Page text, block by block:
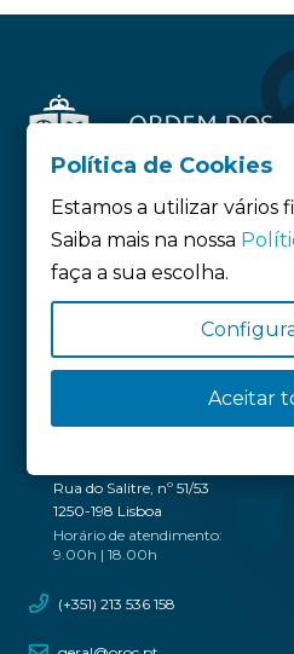
Siga-nos:
Política de privacidade
Rua do Salitre, nº 51/53
1250-198 Lisboa
Horário de atendimento:
9.00h | 18.00h
(+351) 213 536 158
Política de Cookies
Estamos a utilizar vários
Saiba mais na nossa
faça a sua escolha.
Aceitar